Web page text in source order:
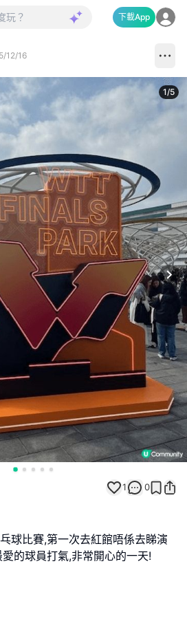
下載App
12/16
1/5
1 0
球比賽,第一次去紅館唔係去睇演